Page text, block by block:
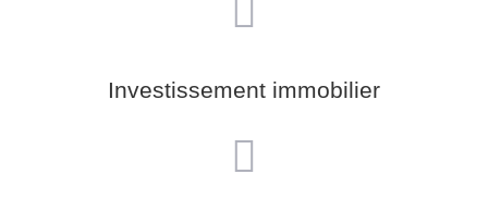
Investissement immobilier